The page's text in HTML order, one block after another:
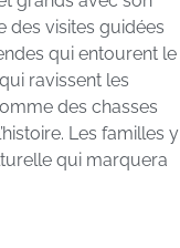
des visites guidées
qui entourent le
ravissent les
des chasses
Les familles y
qui marquera